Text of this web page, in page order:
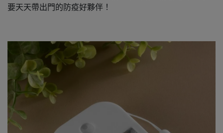
要天天帶出門的防疫好夥伴！